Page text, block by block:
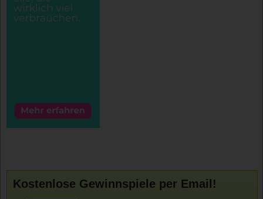
Kostenlose Gewinnspiele per Email!